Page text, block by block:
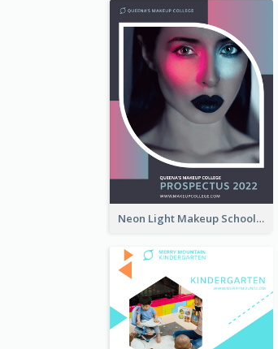
Neon Light Makeup School Prospectus